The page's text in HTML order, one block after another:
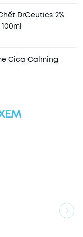
DrCeutics 2%
Cica Calming